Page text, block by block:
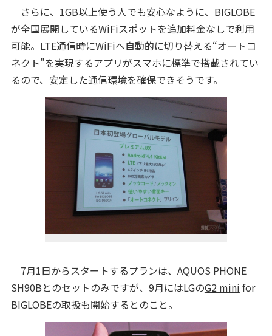
さらに、1GB以上使う人でも安心なように、BIGLOBE
が全国展開しているWiFiスポットを追加料金なしで利用
可能。LTE通信時にWiFiへ自動的に切り替える“オートコ
ネクト”を実現するアプリがスマホに標準で搭載されてい
るので、安定した通信環境を確保できそうです。
7月1日からスタートするプランは、AQUOS PHONE
SH90Bとのセットのみですが、9月にはLGのG2 mini for
BIGLOBEの取扱も開始するとのこと。